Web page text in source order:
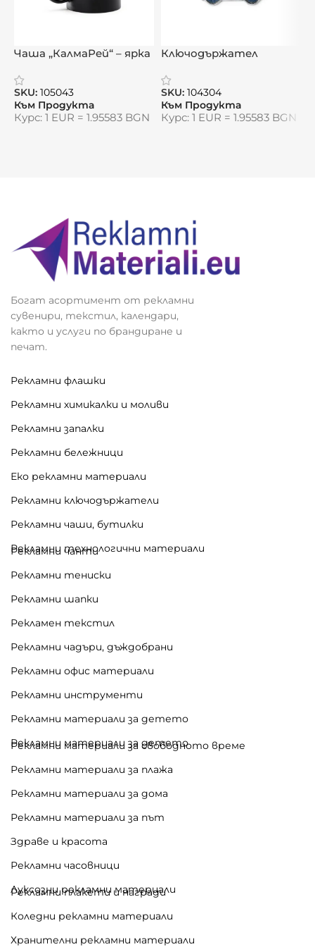
Чаша „КалмаРей“ – ярка
персонализирана душа
SKU: 105043
Към Продукта
Курс: 1 EUR = 1.95583 BGN
Ключодържател
текстилен силует с
автомобилен дух
SKU: 104304
Към Продукта
Курс: 1 EUR = 1.95583 BGN
Богат асортимент от рекламни
сувенири, текстил, календари,
както и услуги по брандиране и
печат.
Рекламни флашки
Рекламни химикалки и моливи
Рекламни запалки
Рекламни бележници
Еко рекламни материали
Рекламни ключодържатели
Рекламни чаши, бутилки
Рекламни технологични материали
Рекламни чанти
Рекламни тениски
Рекламни шапки
Рекламен текстил
Рекламни чадъри, дъждобрани
Рекламни офис материали
Рекламни инструменти
Рекламни материали за детето
Рекламни материали за детето
Рекламни материали за свободното време
Рекламни материали за плажа
Рекламни материали за дома
Рекламни материали за път
Здраве и красота
Рекламни часовници
Луксозни рекламни материали
Рекламни плакети и награди
Коледни рекламни материали
Хранителни рекламни материали